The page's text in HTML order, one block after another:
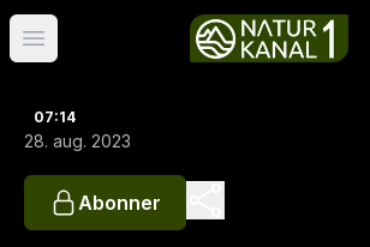
Åpne hovedmeny
07:14
28. aug. 2023
Abonner